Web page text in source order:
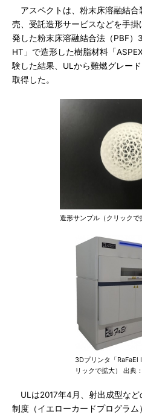
アスペクトは、粉末床溶融結合
売、受託造形サービスなどを手
発した粉末床溶融結合法（PBF
HT」で造形した樹脂材料「
験した結果、ULから難燃グレー
取得した。
造形サンプル（クリック
3Dプリンタ「
リックで拡大） 出典
ULは2017年4月、射出成型な
制度（イエローカードプログラ